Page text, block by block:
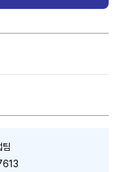
팀